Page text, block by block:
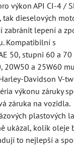
výkon API CI-4 /
dieselových
zabránit lepení a
Kompatibilní s
50, stupni 60 a 70
20W50 a 25W60
Davidson V-
výkonu záruky
záruka na vozidla.
plastových
ukázal, kolik
to nejlepší a